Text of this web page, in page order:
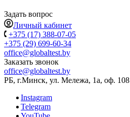
Задать вопрос
Личный кабинет
+375 (17) 388-07-05
+375 (29) 699-60-34
office@globaltest.by
Заказать звонок
office@globaltest.by
РБ, г.Минск, ул. Мележа, 1а, оф. 108
Instagram
Telegram